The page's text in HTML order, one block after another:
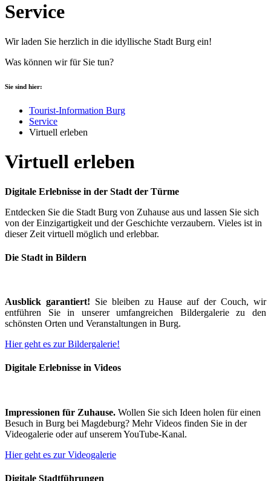
Service
Wir laden Sie herzlich in die idyllische Stadt Burg ein!
Was können wir für Sie tun?
Sie sind hier:
Tourist-Information Burg
Service
Virtuell erleben
Virtuell erleben
Digitale Erlebnisse in der Stadt der Türme
Entdecken Sie die Stadt Burg von Zuhause aus und lassen Sie sich
von der Einzigartigkeit und der Geschichte verzaubern. Vieles ist in
dieser Zeit virtuell möglich und erlebbar.
Die Stadt in Bildern
Ausblick garantiert! Sie bleiben zu Hause auf der Couch, wir
entführen Sie in unserer umfangreichen Bildergalerie zu den
schönsten Orten und Veranstaltungen in Burg.
Hier geht es zur Bildergalerie!
Digitale Erlebnisse in Videos
Impressionen für Zuhause. Wollen Sie sich Ideen holen für einen
Besuch in Burg bei Magdeburg? Mehr Videos finden Sie in der
Videogalerie oder auf unserem YouTube-Kanal.
Hier geht es zur Videogalerie
Digitale Stadtführungen